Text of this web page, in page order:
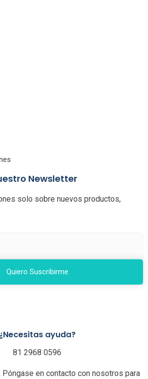
Newsletter
solo sobre nuevos productos,
Quiero Suscribirme
ayuda?
81 2968 0596
Póngase en contacto con nosotros para